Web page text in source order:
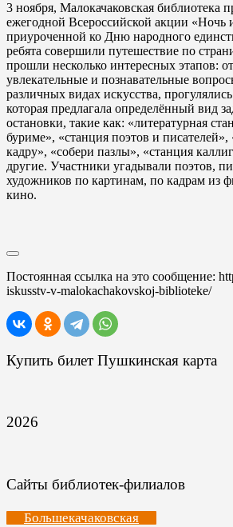
3 ноября, Малокачаковская библиотека
ежегодной Всероссийской акции «Ночь
приуроченной ко Дню народного
ребята совершили путешествие по
прошли несколько интересных этапов:
увлекательные и познавательные
различных видах искусства,
которая предлагала определённый вид
остановки, такие как: «литературная
буриме», «станция поэтов и
кадру», «собери пазлы», «станция
другие. Участники угадывали поэтов,
художников по картинам, по кадрам из
кино.
Постоянная ссылка на это сообщение:
iskusstv-v-malokachakovskoj-biblioteke/
Купить билет Пушкинская карта
2026
Сайты библиотек-филиалов
Большекачаковская